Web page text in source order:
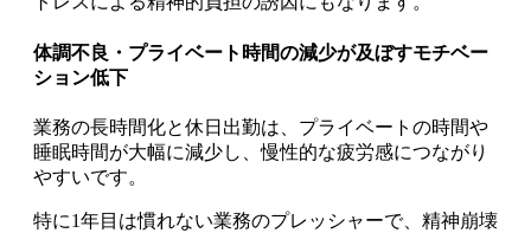
体調不良・プライベート時間の減少が及ぼすモチベー
ション低下
業務の長時間化と休日出勤は、プライベートの時間や
睡眠時間が大幅に減少し、慢性的な疲労感につながり
やすいです。
特に1年目は慣れない業務のプレッシャーで、精神崩壊